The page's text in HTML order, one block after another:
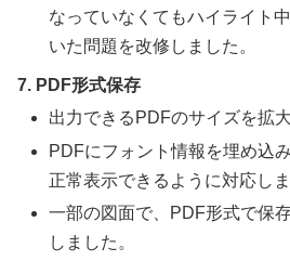
なっていなくてもハイライト
いた問題を改修しました。
7. PDF形式保存
出力できるPDFのサイズを拡
PDFにフォント情報を埋め込
正常表示できるように対応しま
一部の図面で、PDF形式で保
しました。